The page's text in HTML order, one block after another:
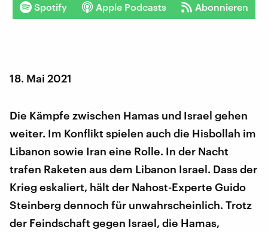
Spotify Apple Podcasts Abonnieren
18. Mai 2021
Die Kämpfe zwischen Hamas und Israel gehen
weiter. Im Konflikt spielen auch die Hisbollah im
Libanon sowie Iran eine Rolle. In der Nacht
trafen Raketen aus dem Libanon Israel. Dass der
Krieg eskaliert, hält der Nahost-Experte Guido
Steinberg dennoch für unwahrscheinlich. Trotz
der Feindschaft gegen Israel, die Hamas,